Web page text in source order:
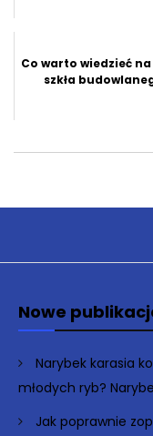
Co warto wiedzieć
szkła
Nowe
Narybek karasia
młodych ryb?
Jak poprawnie